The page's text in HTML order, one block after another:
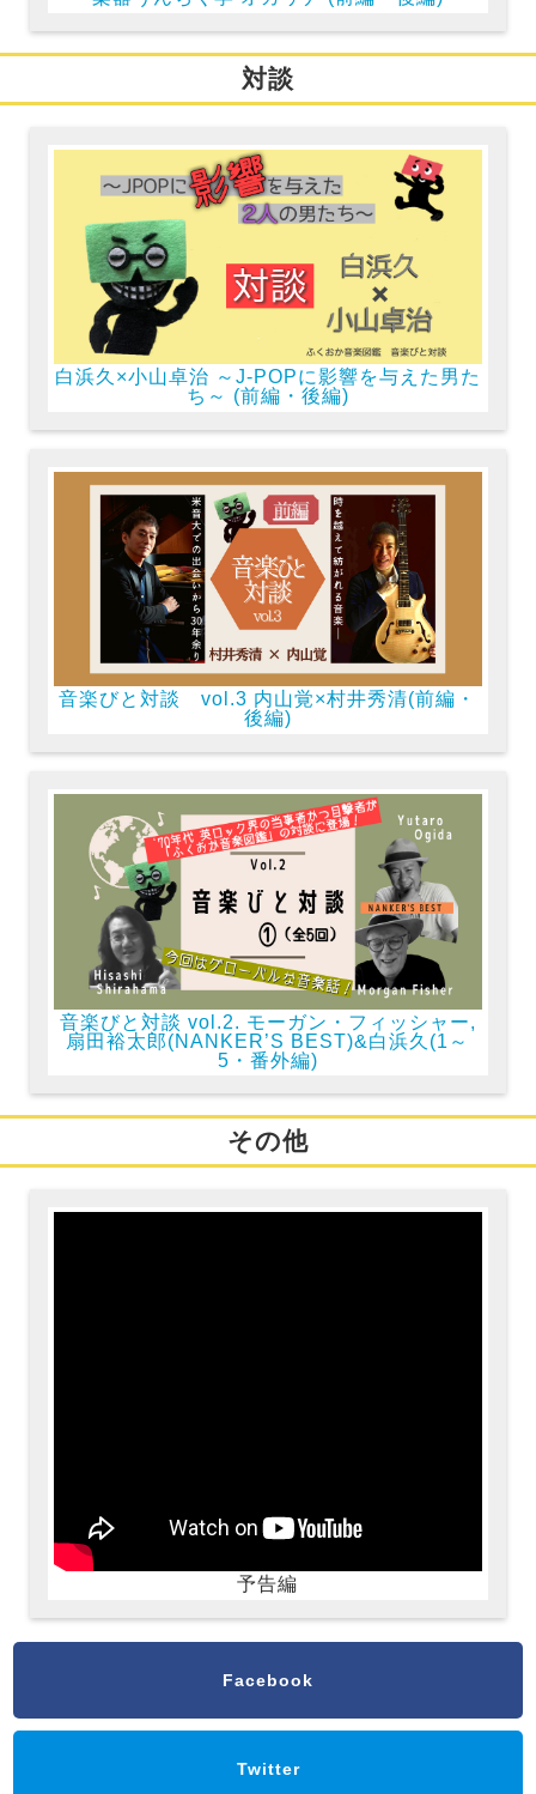
対談
白浜久×小山卓治 ～J-POPに影響を与えた男た
ち～ (前編・後編)
音楽びと対談 vol.3 内山覚×村井秀清(前編・
後編)
音楽びと対談 vol.2. モーガン・フィッシャー,
扇田裕太郎(NANKER’S BEST)&白浜久(1～
5・番外編)
その他
予告編
Facebook
Twitter